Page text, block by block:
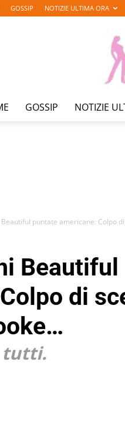
GOSSIP NOTIZIE ULTIMA ORA
GOSSIP NOTIZIE
puntate americane: Colpo
Beautiful
di
tutti.